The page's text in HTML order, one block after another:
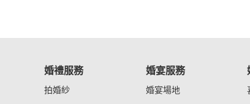
婚禮服務
拍婚紗
婚宴服務
婚宴場地